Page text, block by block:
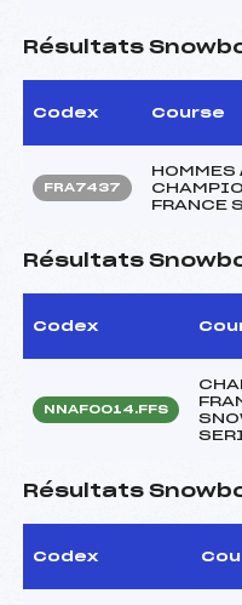
Résultats
Codex Course
FRA7437
HOMMES
FRANCE
Résultats
Codex
NNAF0014.FFS
Résultats
Codex